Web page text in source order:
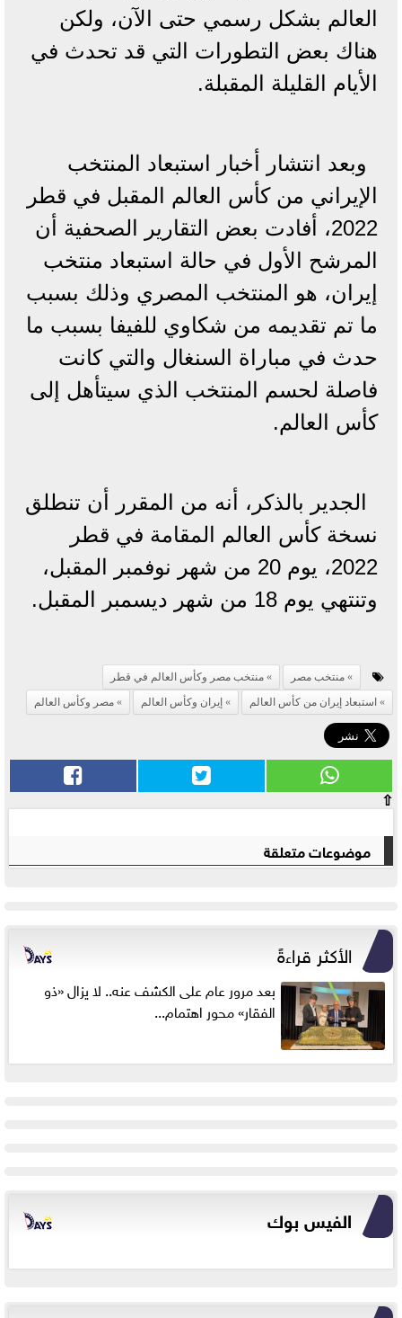
العالم بشكل رسمي حتى الآن، ولكن
هناك بعض التطورات التي قد تحدث في
الأيام القليلة المقبلة.
وبعد انتشار أخبار استبعاد المنتخب
الإيراني من كأس العالم المقبل في قطر
2022، أفادت بعض التقارير الصحفية أن
المرشح الأول في حالة استبعاد منتخب
إيران، هو المنتخب المصري وذلك بسبب
ما تم تقديمه من شكاوي للفيفا بسبب ما
حدث في مباراة السنغال والتي كانت
فاصلة لحسم المنتخب الذي سيتأهل إلى
كأس العالم.
الجدير بالذكر، أنه من المقرر أن تنطلق
نسخة كأس العالم المقامة في قطر
2022، يوم 20 من شهر نوفمبر المقبل،
وتنتهي يوم 18 من شهر ديسمبر المقبل.
منتخب مصر
منتخب مصر وكأس العالم في قطر
استبعاد إيران من كأس العالم
إيران وكأس العالم مصر وكأس العالم
⇧
موضوعات متعلقة
الأكثر قراءةً
بعد مرور عام على الكشف عنه.. لا يزال «ذو
الفقار» محور اهتمام...
الفيس بوك